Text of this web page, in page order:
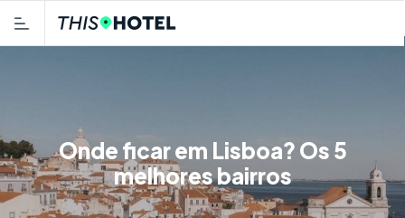
Onde ficar em Lisboa? Os 5
melhores bairros